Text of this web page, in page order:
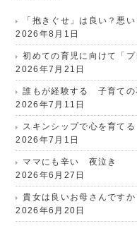
「抱きぐせ」は良い？悪い
2026年8月1日
初めての育児に向けて「プ
2026年7月21日
誰もが経験する 子育ての
2026年7月11日
スキンシップで心を育てる
2026年7月1日
ママにも辛い 夜泣き
2026年6月27日
貴女は良いお母さんです
2026年6月20日